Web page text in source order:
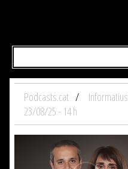
Podcasts.cat Informatius
23/08/25 - 14 h